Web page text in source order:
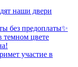
наши двери
без предоплаты✨
цвете
участие в